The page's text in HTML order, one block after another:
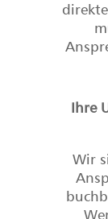
Ihre
Wir